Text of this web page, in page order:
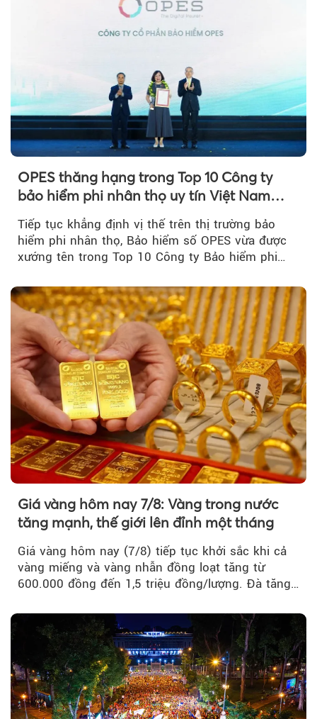
OPES thăng hạng trong Top 10 Công ty
bảo hiểm phi nhân thọ uy tín Việt Nam
Tiếp tục khẳng định vị thế trên thị trường bảo
hiểm phi nhân thọ, Bảo hiểm số OPES vừa được
xướng tên trong Top 10 Công ty Bảo hiểm phi
Giá vàng hôm nay 7/8: Vàng trong nước
tăng mạnh, thế giới lên đỉnh một tháng
Giá vàng hôm nay (7/8) tiếp tục khởi sắc khi cả
vàng miếng và vàng nhẫn đồng loạt tăng từ
600.000 đồng đến 1,5 triệu đồng/lượng. Đà tăng
vàng thế giới bứt phá lên mức cao nhất trong
một tháng.